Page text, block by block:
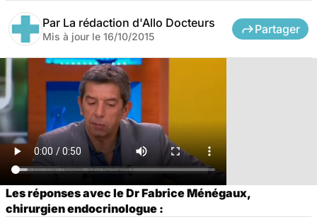
Par La rédaction d'Allo Docteurs
Mis à jour le 16/10/2015
Partager
Les réponses avec le Dr Fabrice Ménégaux,
chirurgien endocrinologue :